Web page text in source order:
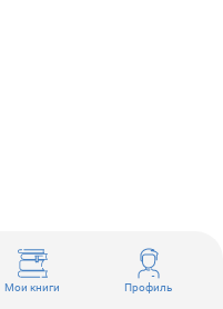
Мои книги Профиль